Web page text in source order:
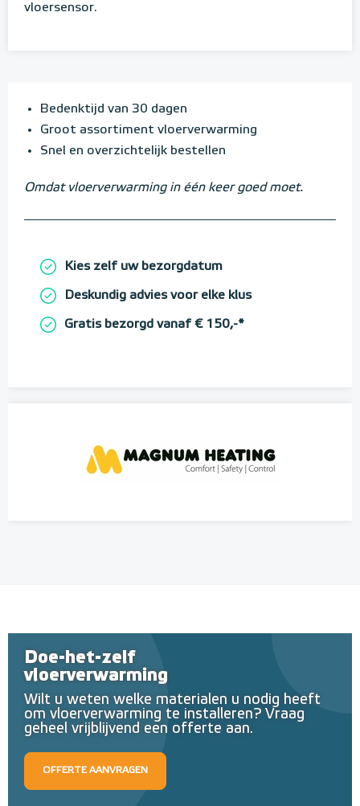
vloersensor.
Bedenktijd van 30 dagen
Groot assortiment vloerverwarming
Snel en overzichtelijk bestellen
Omdat vloerverwarming in één keer goed moet.
Kies zelf uw bezorgdatum
Deskundig advies voor elke klus
Gratis bezorgd vanaf € 150,-*
Doe-het-zelf
vloerverwarming
Wilt u weten welke materialen u nodig heeft
om vloerverwarming te installeren? Vraag
geheel vrijblijvend een offerte aan.
OFFERTE AANVRAGEN